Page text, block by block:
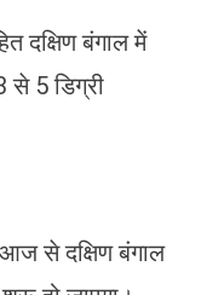
दक्षिण बंगाल में
से 5 डिग्री
से दक्षिण बंगाल